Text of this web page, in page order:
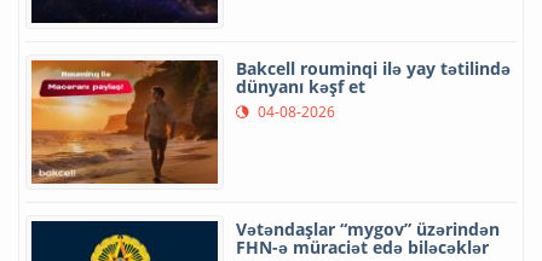
Bakcell rouminqi ilə yay tətilində
dünyanı kəşf et
04-08-2026
Vətəndaşlar “mygov” üzərindən
FHN-ə müraciət edə biləcəklər